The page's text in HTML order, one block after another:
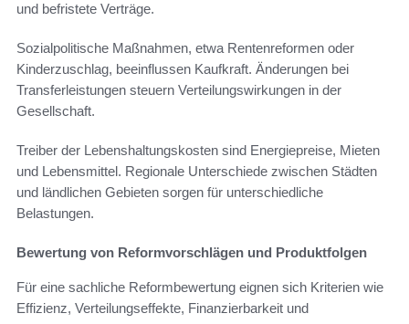
und befristete Verträge.
Sozialpolitische Maßnahmen, etwa Rentenreformen oder
Kinderzuschlag, beeinflussen Kaufkraft. Änderungen bei
Transferleistungen steuern Verteilungswirkungen in der
Gesellschaft.
Treiber der Lebenshaltungskosten sind Energiepreise, Mieten
und Lebensmittel. Regionale Unterschiede zwischen Städten
und ländlichen Gebieten sorgen für unterschiedliche
Belastungen.
Bewertung von Reformvorschlägen und Produktfolgen
Für eine sachliche Reformbewertung eignen sich Kriterien wie
Effizienz, Verteilungseffekte, Finanzierbarkeit und